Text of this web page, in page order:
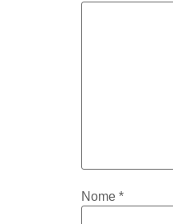
Nome *